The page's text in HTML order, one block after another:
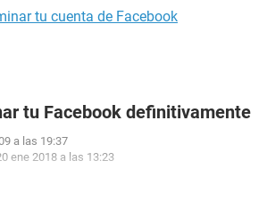
tu cuenta de Facebook
tu Facebook definitivamente
a las 19:37
ene 2018 a las 13:23